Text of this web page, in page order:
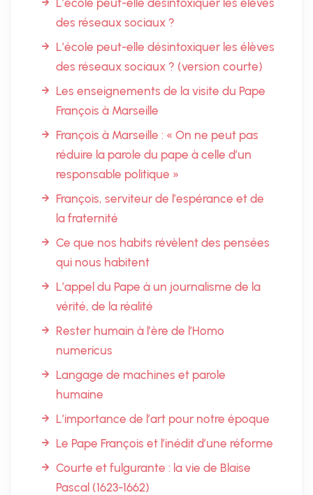
des réseaux sociaux ?
L’école peut-elle désintoxiquer les élèves
des réseaux sociaux ? (version courte)
Les enseignements de la visite du Pape
François à Marseille
François à Marseille : « On ne peut pas
réduire la parole du pape à celle d’un
responsable politique »
François, serviteur de l’espérance et de
la fraternité
Ce que nos habits révèlent des pensées
qui nous habitent
L’appel du Pape à un journalisme de la
vérité, de la réalité
Rester humain à l’ère de l’Homo
numericus
Langage de machines et parole
humaine
L’importance de l’art pour notre époque
Le Pape François et l’inédit d’une réforme
Courte et fulgurante : la vie de Blaise
Pascal (1623-1662)